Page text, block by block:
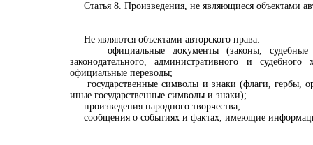
Статья 8. Произведения, не являющиеся объектами
Не являются объектами авторского права:
официальные документы (законы, судебные
законодательного, административного и
официальные переводы;
государственные символы и знаки (флаги, гербы,
иные государственные символы и знаки);
произведения народного творчества;
сообщения о событиях и фактах, имеющие